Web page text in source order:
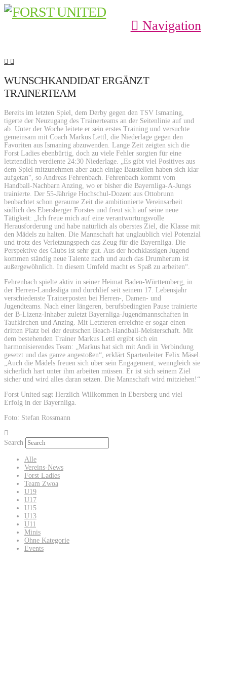
Navigation
WUNSCHKANDIDAT ERGÄNZT
TRAINERTEAM
Bereits im letzten Spiel, dem Derby gegen den TSV Ismaning,
tigerte der Neuzugang des Trainerteams an der Seitenlinie auf und
ab. Unter der Woche leitete er sein erstes Training und versuchte
gemeinsam mit Coach Markus Lettl, die Niederlage gegen den
Favoriten aus Ismaning abzuwenden. Lange Zeit zeigten sich die
Forst Ladies ebenbürtig, doch zu viele Fehler sorgten für eine
letztendlich verdiente 24:30 Niederlage. „Es gibt viel Positives aus
dem Spiel mitzunehmen aber auch einige Baustellen haben sich klar
aufgetan“, so Andreas Fehrenbach. Fehrenbach kommt vom
Handball-Nachbarn Anzing, wo er bisher die Bayernliga-A-Jungs
trainierte. Der 55-Jährige Hochschul-Dozent aus Ottobrunn
beobachtet schon geraume Zeit die ambitionierte Vereinsarbeit
südlich des Ebersberger Forstes und freut sich auf seine neue
Tätigkeit: „Ich freue mich auf eine verantwortungsvolle
Herausforderung und habe natürlich als oberstes Ziel, die Klasse mit
den Mädels zu halten. Die Mannschaft hat unglaublich viel Potenzial
und trotz des Verletzungspech das Zeug für die Bayernliga. Die
Perspektive des Clubs ist sehr gut. Aus der hochklassigen Jugend
kommen ständig neue Talente nach und auch das Drumherum ist
außergewöhnlich. In diesem Umfeld macht es Spaß zu arbeiten“.
Fehrenbach spielte aktiv in seiner Heimat Baden-Württemberg, in
der Herren-Landesliga und durchlief seit seinem 17. Lebensjahr
verschiedenste Trainerposten bei Herren-, Damen- und
Jugendteams. Nach einer längeren, berufsbedingten Pause trainierte
der B-Lizenz-Inhaber zuletzt Bayernliga-Jugendmannschaften in
Taufkirchen und Anzing. Mit Letzteren erreichte er sogar einen
dritten Platz bei der deutschen Beach-Handball-Meisterschaft. Mit
dem bestehenden Trainer Markus Lettl ergibt sich ein
harmonisierendes Team: „Markus hat sich mit Andi in Verbindung
gesetzt und das ganze angestoßen“, erklärt Spartenleiter Felix Mäsel.
„Auch die Mädels freuen sich über sein Engagement, wenngleich sie
sicherlich hart unter ihm arbeiten müssen. Er ist sich seinem Ziel
sicher und wird alles daran setzen. Die Mannschaft wird mitziehen!“
Forst United sagt Herzlich Willkommen in Ebersberg und viel
Erfolg in der Bayernliga.
Foto: Stefan Rossmann
Search
Alle
Vereins-News
Forst Ladies
Team Zwoa
U19
U17
U15
U13
U11
Minis
Ohne Kategorie
Events